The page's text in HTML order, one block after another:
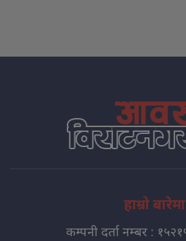
हाम्रो बारेमा
कम्पनी दर्ता नम्बर :